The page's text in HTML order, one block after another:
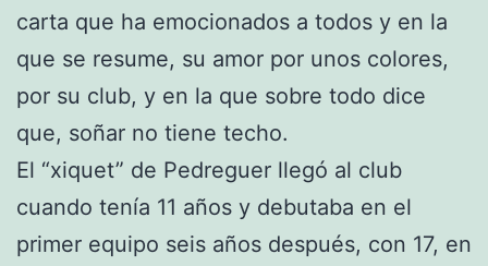
carta que ha emocionados a todos y en la
que se resume, su amor por unos colores,
por su club, y en la que sobre todo dice
que, soñar no tiene techo.
El “xiquet” de Pedreguer llegó al club
cuando tenía 11 años y debutaba en el
primer equipo seis años después, con 17, en